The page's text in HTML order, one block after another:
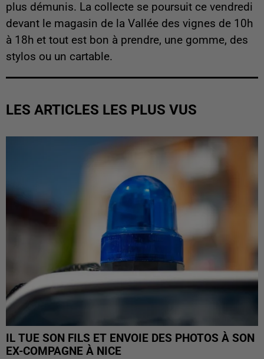
plus démunis. La collecte se poursuit ce vendredi
devant le magasin de la Vallée des vignes de 10h
à 18h et tout est bon à prendre, une gomme, des
stylos ou un cartable.
LES ARTICLES LES PLUS VUS
IL TUE SON FILS ET ENVOIE DES PHOTOS À SON
EX-COMPAGNE À NICE